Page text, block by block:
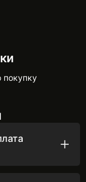
покупку